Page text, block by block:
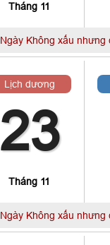
Tháng 11
Ngày Không xấu nhưng
Lịch dương
23
Tháng 11
Ngày Không xấu nhưng